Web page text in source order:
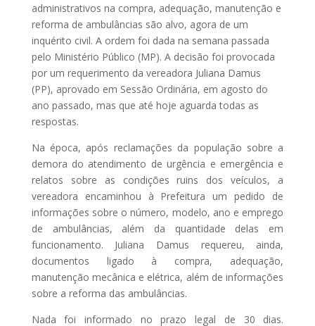
administrativos na compra, adequação, manutenção e
reforma de ambulâncias são alvo, agora de um
inquérito civil. A ordem foi dada na semana passada
pelo Ministério Público (MP). A decisão foi provocada
por um requerimento da vereadora Juliana Damus
(PP), aprovado em Sessão Ordinária, em agosto do
ano passado, mas que até hoje aguarda todas as
respostas.
Na época, após reclamações da população sobre a
demora do atendimento de urgência e emergência e
relatos sobre as condições ruins dos veículos, a
vereadora encaminhou à Prefeitura um pedido de
informações sobre o número, modelo, ano e emprego
de ambulâncias, além da quantidade delas em
funcionamento. Juliana Damus requereu, ainda,
documentos ligado à compra, adequação,
manutenção mecânica e elétrica, além de informações
sobre a reforma das ambulâncias.
Nada foi informado no prazo legal de 30 dias.